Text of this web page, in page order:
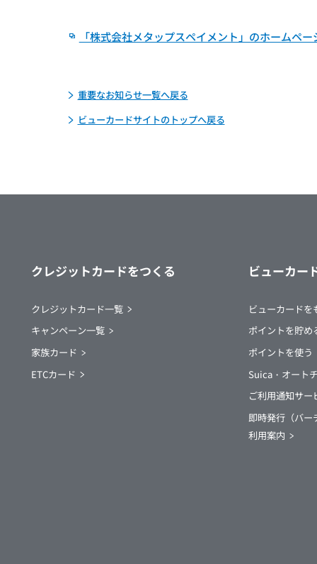
「株式会社メタップスペイメント」のホームペ
重要なお知らせ一覧へ戻る
ビューカードサイトのトップへ戻る
クレジットカードをつくる
クレジットカード一覧
キャンペーン一覧
家族カード
ETCカード
ビューカー
ビューカード
ポイントを貯め
ポイントを使う
Suica・オート
ご利用通知サー
即時発行（バー
利用案内